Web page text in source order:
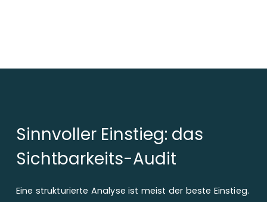
Sinnvoller Einstieg: das
Sichtbarkeits-Audit
Eine strukturierte Analyse ist meist der beste Einstieg.